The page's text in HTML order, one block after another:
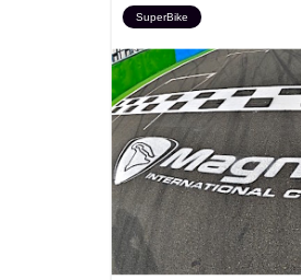
SuperBike